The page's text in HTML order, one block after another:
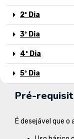
2º Dia
3º Dia
4º Dia
5º Dia
Pré-
É desejável que